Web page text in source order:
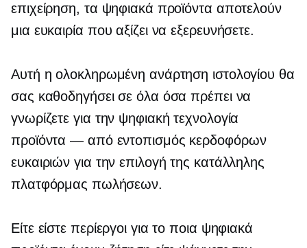
επιχείρηση, τα ψηφιακά προϊόντα αποτελούν
μια ευκαιρία που αξίζει να εξερευνήσετε.
Αυτή η ολοκληρωμένη ανάρτηση ιστολογίου θα
σας καθοδηγήσει σε όλα όσα πρέπει να
γνωρίζετε για την ψηφιακή τεχνολογία
προϊόντα — απόεντοπισμός κερδοφόρων
ευκαιριών για την επιλογή της κατάλληλης
πλατφόρμας πωλήσεων.
Είτε είστε περίεργοι για το ποια ψηφιακά